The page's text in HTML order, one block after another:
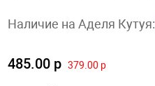
Наличие на Аделя Кутуя:
485.00 р 379.00 р